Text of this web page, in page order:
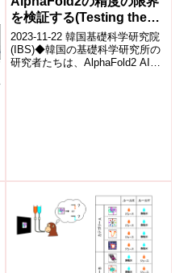
を検証する(Testing the
limits of AlphaFold2’s
accuracy in predicting
protein structure)
2023-11-22 韓国基礎科学研究院
(IBS)◆韓国の基礎科学研究所の
研究者たちは、AlphaFold2 AIの